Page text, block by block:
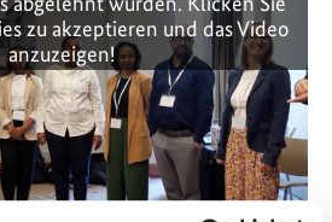
zu akzeptieren und das Video
anzuzeigen!